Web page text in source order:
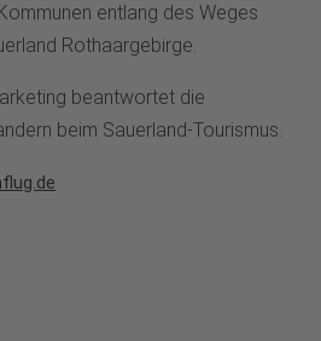
entlang des Weges
Rothaargebirge.
beantwortet die
beim Sauerland-Tourismus.